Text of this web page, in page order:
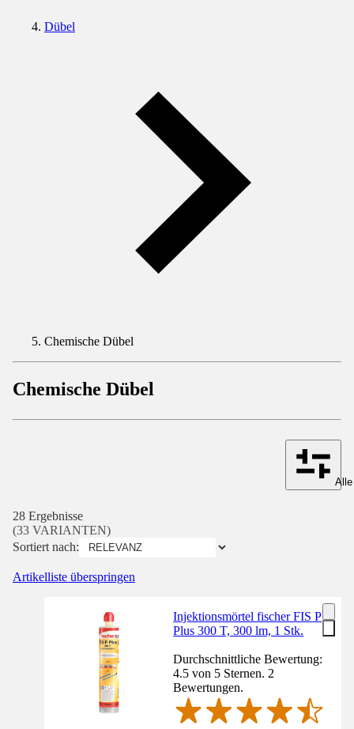
Dübel
Chemische Dübel
Chemische Dübel
28 Ergebnisse
(33 VARIANTEN)
Sortiert nach:
Artikelliste überspringen
Injektionsmörtel fischer FIS P
Plus 300 T, 300 lm, 1 Stk.
Durchschnittliche Bewertung:
4.5 von 5 Sternen. 2
Bewertungen.